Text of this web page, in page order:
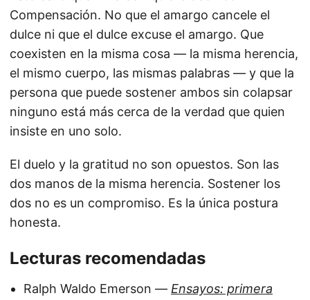
Compensación. No que el amargo cancele el
dulce ni que el dulce excuse el amargo. Que
coexisten en la misma cosa — la misma herencia,
el mismo cuerpo, las mismas palabras — y que la
persona que puede sostener ambos sin colapsar
ninguno está más cerca de la verdad que quien
insiste en uno solo.
El duelo y la gratitud no son opuestos. Son las
dos manos de la misma herencia. Sostener los
dos no es un compromiso. Es la única postura
honesta.
Lecturas recomendadas
Ralph Waldo Emerson — Ensayos: primera